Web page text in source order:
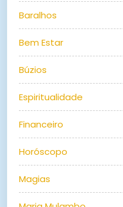
Baralhos
Bem Estar
Búzios
Espiritualidade
Financeiro
Horóscopo
Magias